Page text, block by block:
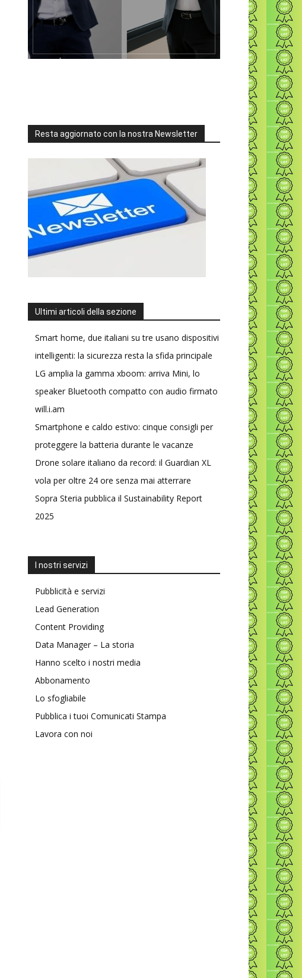
Resta aggiornato con la nostra Newsletter
Ultimi articoli della sezione
Smart home, due italiani su tre usano dispositivi
intelligenti: la sicurezza resta la sfida principale
LG amplia la gamma xboom: arriva Mini, lo
speaker Bluetooth compatto con audio firmato
will.i.am
Smartphone e caldo estivo: cinque consigli per
proteggere la batteria durante le vacanze
Drone solare italiano da record: il Guardian XL
vola per oltre 24 ore senza mai atterrare
Sopra Steria pubblica il Sustainability Report
2025
I nostri servizi
Pubblicità e servizi
Lead Generation
Content Providing
Data Manager – La storia
Hanno scelto i nostri media
Abbonamento
Lo sfogliabile
Pubblica i tuoi Comunicati Stampa
Lavora con noi